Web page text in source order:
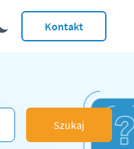
Kontakt
Szukaj